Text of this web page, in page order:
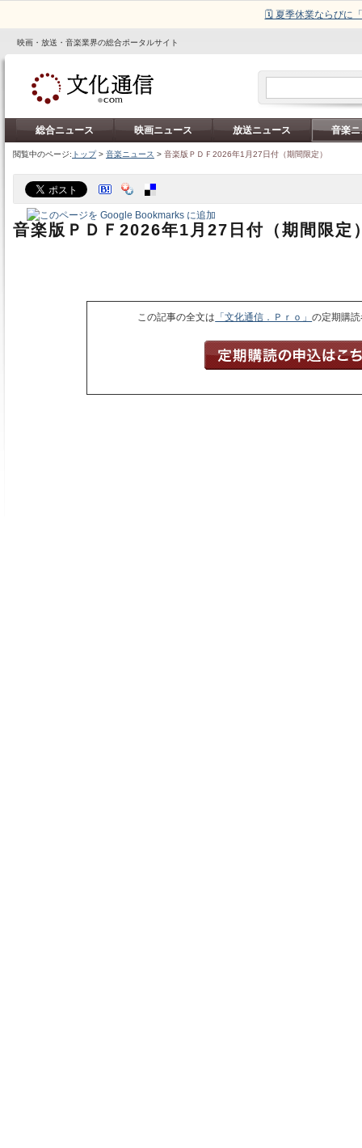
🗓️ 夏季休業ならびに
映画・放送・音楽業界の総合ポータルサイト
総合ニュース 映画ニュース 放送ニュース 音楽
閲覧中のページ: トップ> 音楽ニュース > 音楽版ＰＤＦ2026年1月27日付（期間限定）
音楽版ＰＤＦ2026年1月27日付（期間限定
この記事の全文は 「文化通信．Ｐｒｏ」の定期購